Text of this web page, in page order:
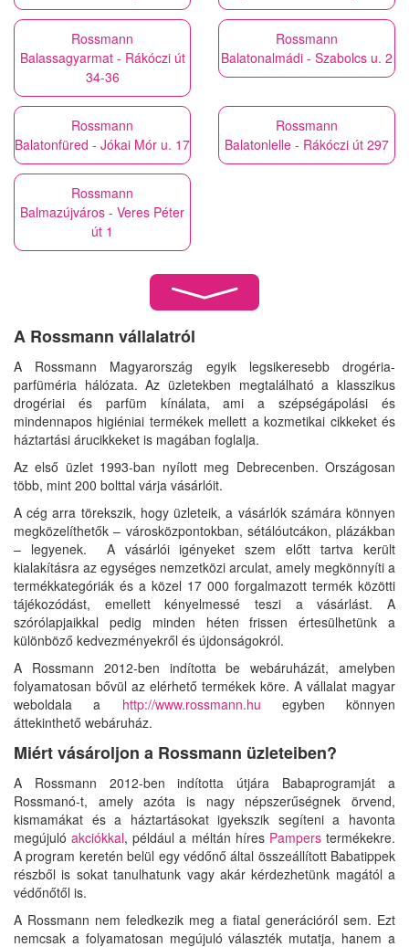
Rossmann
Balassagyarmat - Rákóczi út
34-36
Rossmann
Balatonalmádi - Szabolcs u. 2
Rossmann
Balatonfüred - Jókai Mór u. 17
Rossmann
Balatonlelle - Rákóczi út 297
Rossmann
Balmazújváros - Veres Péter
út 1
A Rossmann vállalatról
A Rossmann Magyarország egyik legsikeresebb drogéria-
parfüméria hálózata. Az üzletekben megtalálható a klasszikus
drogériai és parfüm kínálata, ami a szépségápolási és
mindennapos higiéniai termékek mellett a kozmetikai cikkeket és
háztartási árucikkeket is magában foglalja.
Az első üzlet 1993-ban nyílott meg Debrecenben. Országosan
több, mint 200 bolttal várja vásárlóit.
A cég arra törekszik, hogy üzleteik, a vásárlók számára könnyen
megközelíthetők – városközpontokban, sétálóutcákon, plázákban
– legyenek. A vásárlói igényeket szem előtt tartva került
kialakításra az egységes nemzetközi arculat, amely megkönnyíti a
termékkategóriák és a közel 17 000 forgalmazott termék közötti
tájékozódást, emellett kényelmessé teszi a vásárlást. A
szórólapjaikkal pedig minden héten frissen értesülhetünk a
különböző kedvezményekről és újdonságokról.
A Rossmann 2012-ben indította be webáruházát, amelyben
folyamatosan bővül az elérhető termékek köre. A vállalat magyar
weboldala a http://www.rossmann.hu egyben könnyen
áttekinthető webáruház.
Miért vásároljon a Rossmann üzleteiben?
A Rossmann 2012-ben indította útjára Babaprogramját a
Rossmanó-t, amely azóta is nagy népszerűségnek örvend,
kismamákat és a háztartásokat igyekszik segíteni a havonta
megújulóakciókkal, például a méltán híres Pamperstermékekre.
A program keretén belül egy védőnő által összeállított Babatippek
részből is sokat tanulhatunk vagy akár kérdezhetünk magától a
védőnőtől is.
A Rossmann nem feledkezik meg a fiatal generációról sem. Ezt
nemcsak a folyamatosan megújuló választék mutatja, hanem a